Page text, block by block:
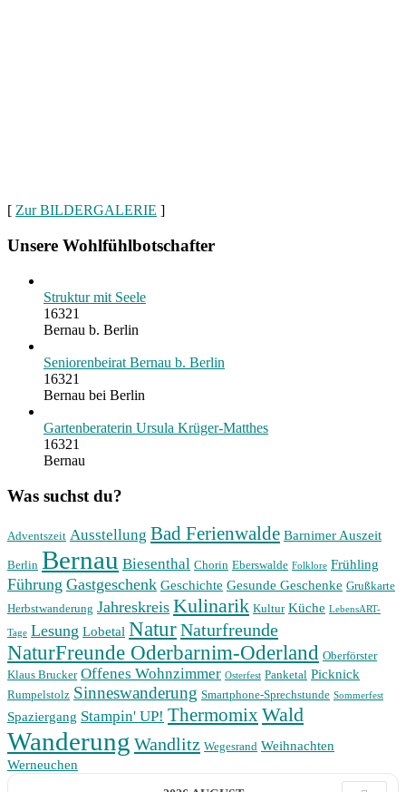
[ Zur BILDERGALERIE ]
Unsere Wohlfühlbotschafter
Struktur mit Seele
16321
Bernau b. Berlin
Seniorenbeirat Bernau b. Berlin
16321
Bernau bei Berlin
Gartenberaterin Ursula Krüger-Matthes
16321
Bernau
Was suchst du?
Adventszeit Ausstellung Bad Ferienwalde Barnimer Auszeit
Berlin Bernau Biesenthal Chorin Eberswalde Folklore Frühling
Führung Gastgeschenk Geschichte Gesunde Geschenke Grußkarte
Herbstwanderung Jahreskreis Kulinarik Kultur Küche LebensART-
Tage Lesung Lobetal NaturNaturfreunde
NaturFreunde Oderbarnim-Oderland Oberförster
Klaus Brucker Offenes Wohnzimmer Osterfest Panketal Picknick
Rumpelstolz Sinneswanderung Smartphone-Sprechstunde Sommerfest
Spaziergang Stampin' UP! ThermomixWald
Wanderung Wandlitz Wegesrand Weihnachten
Werneuchen